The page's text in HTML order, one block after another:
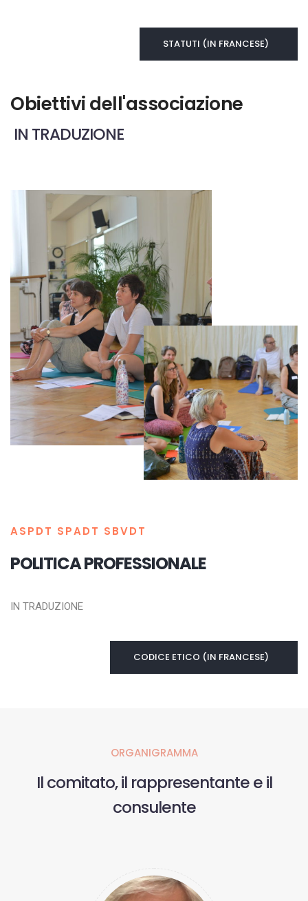
STATUTI (IN FRANCESE)
Obiettivi dell'associazione
IN TRADUZIONE
ASPDT SPADT SBVDT
POLITICA PROFESSIONALE
IN TRADUZIONE
CODICE ETICO (IN FRANCESE)
ORGANIGRAMMA
Il comitato, il rappresentante e il
consulente